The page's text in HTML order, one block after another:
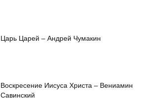
Царь Царей – Андрей Чумакин
Воскресение Иисуса Христа – Вениамин
Савинский